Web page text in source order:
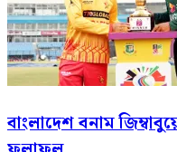
বাংলাদেশ বনাম